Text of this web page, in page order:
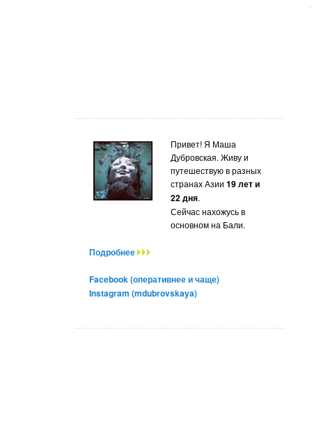
Привет! Я Маша
Дубровская. Живу и
путешествую в разных
странах Азии 19 лет и
22 дня.
Сейчас нахожусь в
основном на Бали.
Подробнее
Facebook (оперативнее и чаще)
Instagram (mdubrovskaya)